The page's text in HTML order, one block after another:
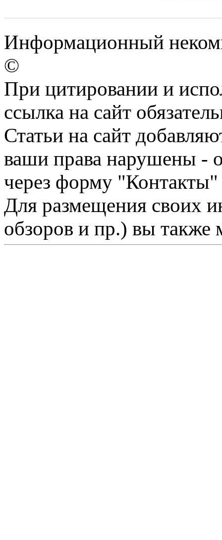
Информационный
©
При цитировании и
ссылка на сайт
Статьи на сайт
ваши права нарушены -
через форму "Контакты"
Для размещения своих
обзоров и пр.) вы также